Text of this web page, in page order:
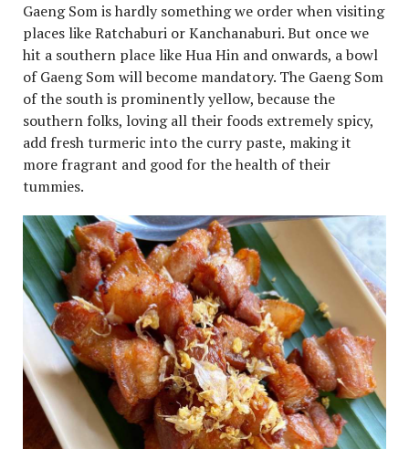
Gaeng Som is hardly something we order when visiting
places like Ratchaburi or Kanchanaburi. But once we
hit a southern place like Hua Hin and onwards, a bowl
of Gaeng Som will become mandatory. The Gaeng Som
of the south is prominently yellow, because the
southern folks, loving all their foods extremely spicy,
add fresh turmeric into the curry paste, making it
more fragrant and good for the health of their
tummies.